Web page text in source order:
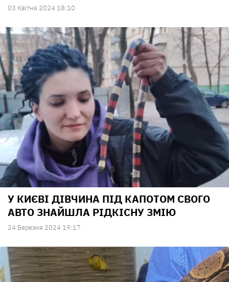
03 Квiтня 2024 18:10
У КИЄВІ ДІВЧИНА ПІД КАПОТОМ СВОГО
АВТО ЗНАЙШЛА РІДКІСНУ ЗМІЮ
24 Березня 2024 19:17